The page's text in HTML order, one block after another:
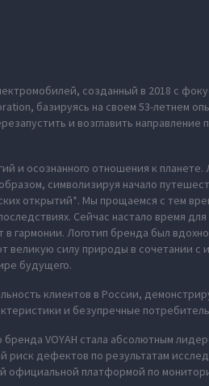
созданный в 2018 с
базируясь на своем 53-летнем
и возглавить направление
и осознанного отношения к планете.
символизируя начало
открытий*. Мы прощаемся с тем
Сейчас настало время для
гармонии. Логотип бренда был
великую силу природы в сочетании с
будущего.
клиентов в России,
и безупречные
бренда VOYAH стала абсолютным
риск дефектов по результатам
официальной платформой по